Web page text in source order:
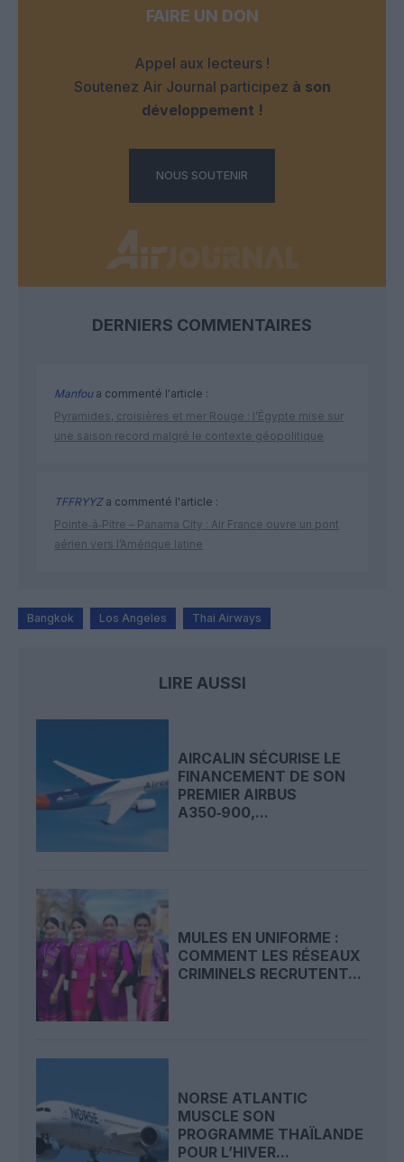
FAIRE UN DON
Appel aux lecteurs !
Soutenez Air Journal participez à son
développement !
NOUS SOUTENIR
DERNIERS COMMENTAIRES
Manfoua commenté l'article :
Pyramides, croisières et mer Rouge : l’Égypte mise sur
une saison record malgré le contexte géopolitique
TFFRYYZa commenté l'article :
Pointe‑à‑Pitre – Panama City : Air France ouvre un pont
aérien vers l’Amérique latine
Bangkok Los Angeles Thai Airways
LIRE AUSSI
AIRCALIN SÉCURISE LE
FINANCEMENT DE SON
PREMIER AIRBUS
A350‑900,...
MULES EN UNIFORME :
COMMENT LES RÉSEAUX
CRIMINELS RECRUTENT...
NORSE ATLANTIC
MUSCLE SON
PROGRAMME THAÏLANDE
POUR L’HIVER...